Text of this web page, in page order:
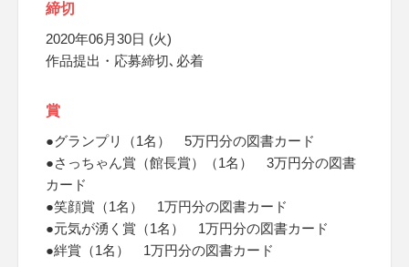
締切
2020年06月30日 (火)
作品提出・応募締切､必着
賞
●グランプリ（1名） 5万円分の図書カード
●さっちゃん賞（館長賞）（1名） 3万円分の図書
カード
●笑顔賞（1名） 1万円分の図書カード
●元気が湧く賞（1名） 1万円分の図書カード
●絆賞（1名） 1万円分の図書カード